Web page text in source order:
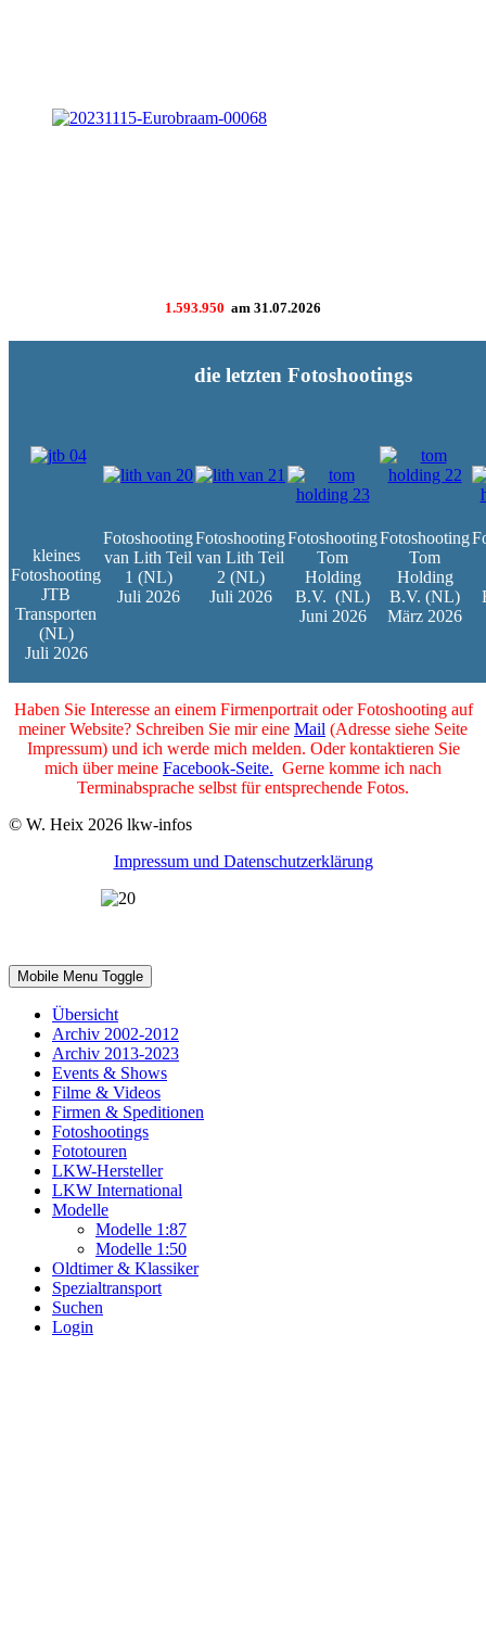
1.593.950 am 31.07.2026
die letzten Fotoshootings
kleines
Fotoshooting
JTB
Transporten
(NL)
Juli 2026
Fotoshooting
van Lith Teil
1 (NL)
Juli 2026
Fotoshooting
van Lith Teil
2 (NL)
Juli 2026
Fotoshooting
Tom
Holding
B.V. (NL)
Juni 2026
Fotoshooting
Tom
Holding
B.V. (NL)
März 2026
Haben Sie Interesse an einem Firmenportrait oder Fotoshooting auf
meiner Website? Schreiben Sie mir eine Mail (Adresse siehe Seite
Impressum) und ich werde mich melden. Oder kontaktieren Sie
mich über meine Facebook-Seite. Gerne komme ich nach
Terminabsprache selbst für entsprechende Fotos.
© W. Heix 2026 lkw-infos
Impressum und Datenschutzerklärung
Mobile Menu Toggle
Übersicht
Archiv 2002-2012
Archiv 2013-2023
Events & Shows
Filme & Videos
Firmen & Speditionen
Fotoshootings
Fototouren
LKW-Hersteller
LKW International
Modelle
Modelle 1:87
Modelle 1:50
Oldtimer & Klassiker
Spezialtransport
Suchen
Login